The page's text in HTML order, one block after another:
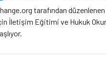
tarafından
İletişim Eğitimi ve Hukuk